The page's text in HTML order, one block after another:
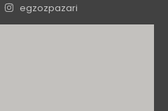
egzozpazari